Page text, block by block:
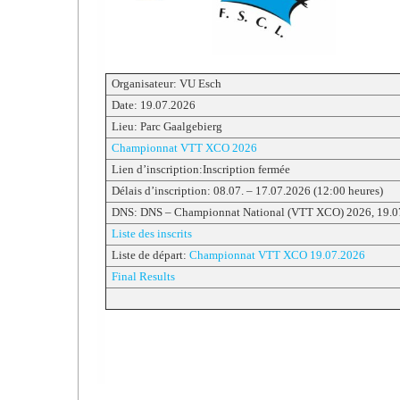
Organisateur: VU Esch
Date: 19.07.2026
Lieu: Parc Gaalgebierg
Championnat VTT XCO 2026
Lien d’inscription:Inscription fermée
Délais d’inscription: 08.07. – 17.07.2026 (12:00 heures)
DNS: DNS – Championnat National (VTT XCO) 2026,
Liste des inscrits
Liste de départ: Championnat VTT XCO 19.07.2026
Final Results